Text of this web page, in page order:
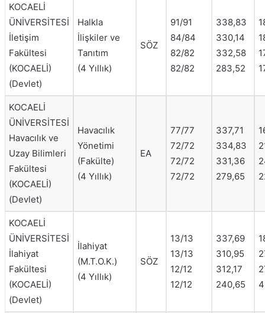
KOCAELİ
ÜNİVERSİTESİ
İletişim
Fakültesi
(KOCAELİ)
(Devlet)
Halkla
İlişkiler ve
Tanıtım
(4 Yıllık)
SÖZ
91/91
84/84
82/82
82/82
338,83
330,14
332,58
283,52
KOCAELİ
ÜNİVERSİTESİ
Havacılık ve
Uzay Bilimleri
Fakültesi
(KOCAELİ)
(Devlet)
Havacılık
Yönetimi
(Fakülte)
(4 Yıllık)
EA
77/77
72/72
72/72
72/72
337,71
334,83
331,36
279,65
KOCAELİ
ÜNİVERSİTESİ
İlahiyat
Fakültesi
(KOCAELİ)
(Devlet)
İlahiyat
(M.T.O.K.)
(4 Yıllık)
SÖZ
13/13
13/13
12/12
12/12
337,69
310,95
312,17
240,65